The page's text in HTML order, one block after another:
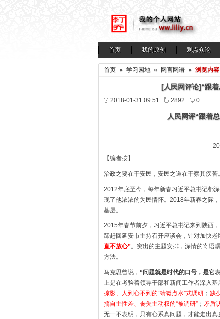
首页 我的原创 观点众论
首页 » 学习园地 » 网言网语 » 浏览内容
[人民网评论]“跟
2018-01-31 09:51 2892 0
人民网评“跟着
【编者按】
治政之要在于安民，安民之道在于察其疾苦。
2012年底至今，每年新春习近平总书记都
现了他浓浓的为民情怀。2018年新春之际
基层。
2015年春节前夕，习近平总书记来到陕西
蹄赶回延安市主持召开座谈会，针对加快
直不放心”。突出的主题安排，深情的寄语
方法。
马克思曾说， “问题就是时代的口号，是它
上是在考验着领导干部和新闻工作者深入
掠影、人到心不到的“蜻蜓点水”式调研 ； 缺
搞自主性差、丧失主动权的“被调研” ； 矛盾
无一不表明，只有心系真问题，才能走出真